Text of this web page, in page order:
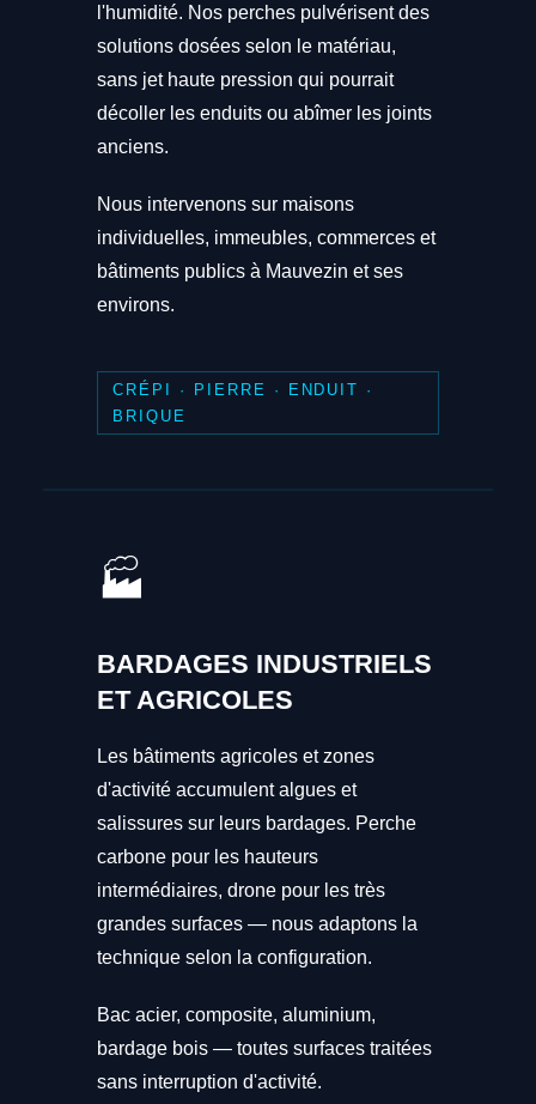
l'humidité. Nos perches pulvérisent des
solutions dosées selon le matériau,
sans jet haute pression qui pourrait
décoller les enduits ou abîmer les joints
anciens.
Nous intervenons sur maisons
individuelles, immeubles, commerces et
bâtiments publics à Mauvezin et ses
environs.
CRÉPI · PIERRE · ENDUIT ·
BRIQUE
🏭
BARDAGES INDUSTRIELS
ET AGRICOLES
Les bâtiments agricoles et zones
d'activité accumulent algues et
salissures sur leurs bardages. Perche
carbone pour les hauteurs
intermédiaires, drone pour les très
grandes surfaces — nous adaptons la
technique selon la configuration.
Bac acier, composite, aluminium,
bardage bois — toutes surfaces traitées
sans interruption d'activité.